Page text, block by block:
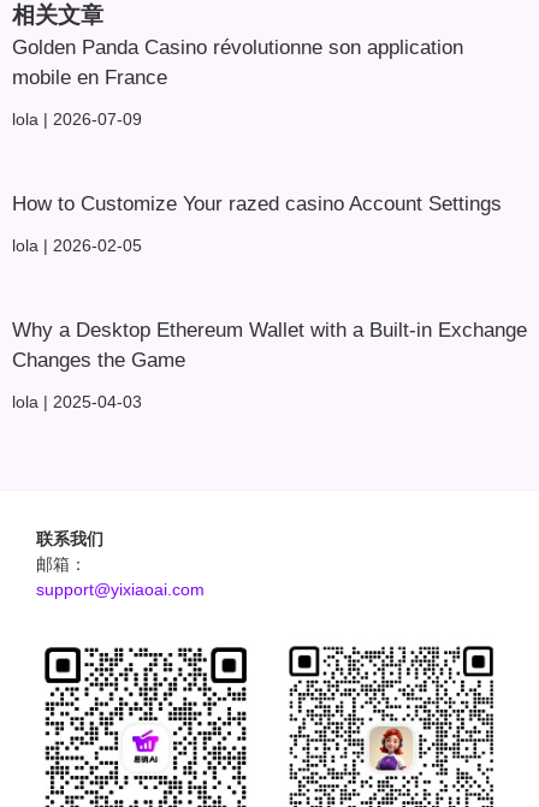
相关文章
Golden Panda Casino révolutionne son application
mobile en France
lola 2026-07-09
How to Customize Your razed casino Account Settings
lola 2026-02-05
Why a Desktop Ethereum Wallet with a Built-in Exchange
Changes the Game
lola 2025-04-03
联系我们
邮箱：
support@yixiaoai.com